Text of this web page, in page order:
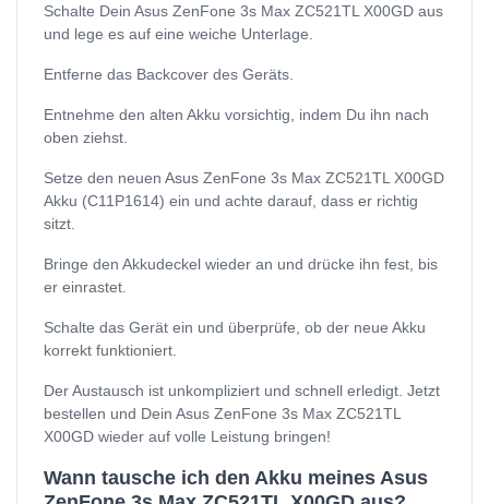
Schalte Dein Asus ZenFone 3s Max ZC521TL X00GD aus
und lege es auf eine weiche Unterlage.
Entferne das Backcover des Geräts.
Entnehme den alten Akku vorsichtig, indem Du ihn nach
oben ziehst.
Setze den neuen Asus ZenFone 3s Max ZC521TL X00GD
Akku (C11P1614) ein und achte darauf, dass er richtig
sitzt.
Bringe den Akkudeckel wieder an und drücke ihn fest, bis
er einrastet.
Schalte das Gerät ein und überprüfe, ob der neue Akku
korrekt funktioniert.
Der Austausch ist unkompliziert und schnell erledigt. Jetzt
bestellen und Dein Asus ZenFone 3s Max ZC521TL
X00GD wieder auf volle Leistung bringen!
Wann tausche ich den Akku meines Asus